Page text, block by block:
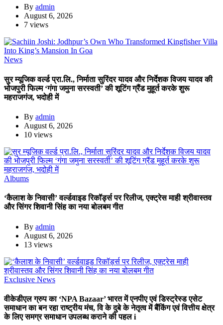
By admin
August 6, 2026
7 views
News
सुर म्यूजिक वर्ल्ड प्रा.लि., निर्माता सुरिंदर यादव और निर्देशक विजय यादव की
भोजपुरी फिल्म ‘गंगा जमुना सरस्वती’ की शूटिंग ग्रैंड मुहूर्त करके शुरू
महराजगंज, भदोही में
By admin
August 6, 2026
10 views
Albums
‘कैलाश के निवासी’ वर्ल्डवाइड रिकॉर्ड्स पर रिलीज, एक्ट्रेस माही श्रीवास्तव
और सिंगर शिवानी सिंह का नया बोलबम गीत
By admin
August 6, 2026
13 views
Exclusive News
वीकेडीएल ग्रुप का ‘NPA Bazaar’ भारत में एनपीए एवं डिस्ट्रेस्ड एसेट
समाधान का बन रहा राष्ट्रीय मंच, वि के दुबे के नेतृत्व में बैंकिंग एवं वित्तीय क्षेत्र
के लिए समग्र समाधान उपलब्ध कराने की पहल i